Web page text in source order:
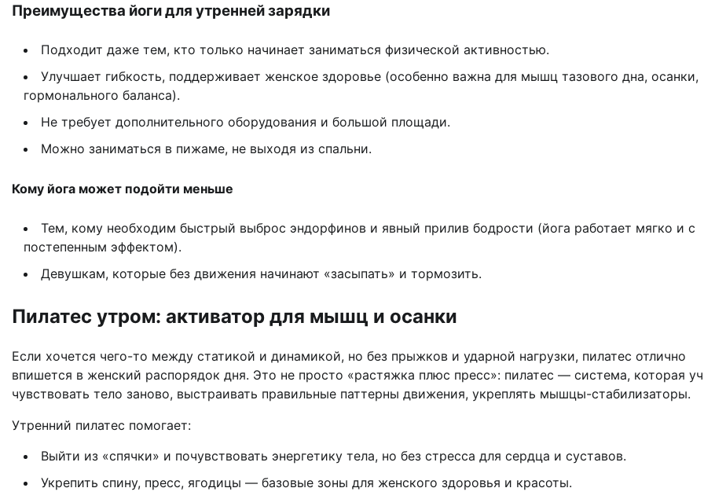
Преимущества йоги для утренней зарядки
Подходит даже тем, кто только начинает заниматься физической активностью.
Улучшает гибкость, поддерживает женское здоровье (особенно важна для мышц тазового дна, осанки,
гормонального баланса).
Не требует дополнительного оборудования и большой площади.
Можно заниматься в пижаме, не выходя из спальни.
Кому йога может подойти меньше
Тем, кому необходим быстрый выброс эндорфинов и явный прилив бодрости (йога работает мягко и с
постепенным эффектом).
Девушкам, которые без движения начинают «засыпать» и тормозить.
Пилатес утром: активатор для мышц и осанки
Если хочется чего-то между статикой и динамикой, но без прыжков и ударной нагрузки, пилатес отлично
впишется в женский распорядок дня. Это не просто «растяжка плюс пресс»: пилатес — система, которая
чувствовать тело заново, выстраивать правильные паттерны движения, укреплять мышцы-стабилизаторы.
Утренний пилатес помогает:
Выйти из «спячки» и почувствовать энергетику тела, но без стресса для сердца и суставов.
Укрепить спину, пресс, ягодицы — базовые зоны для женского здоровья и красоты.